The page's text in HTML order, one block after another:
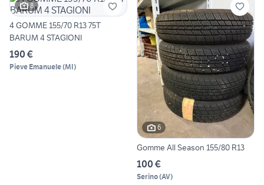
8
4 GOMME 155/70 R13 75T
BARUM 4 STAGIONI
190 €
Pieve Emanuele(MI)
6
Gomme All Season 155/80 R13
100 €
Serino(AV)